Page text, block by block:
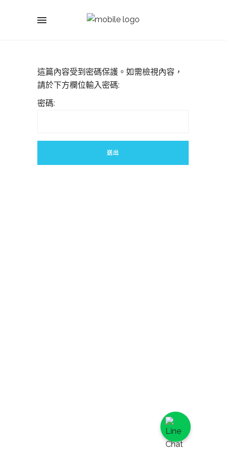
這篇內容受到密碼保護。如需檢視內容，
請於下方欄位輸入密碼:
密碼: